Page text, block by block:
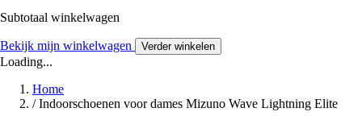
Subtotaal winkelwagen
Bekijk mijn winkelwagen Verder winkelen
Loading...
Home
/ Indoorschoenen voor dames Mizuno Wave Lightning Elite